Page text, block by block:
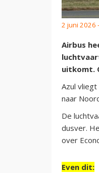
2 juni 2026
Airbus
uitkomt.
Azul
naar
De
dusver.
over
Even dit: